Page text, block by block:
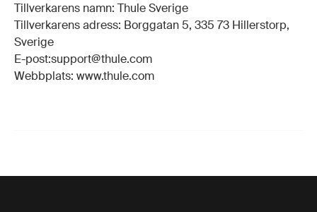
Tillverkarens namn: Thule Sverige
Tillverkarens adress: Borggatan 5, 335 73 Hillerstorp,
Sverige
E-post:support@thule.com
Webbplats: www.thule.com